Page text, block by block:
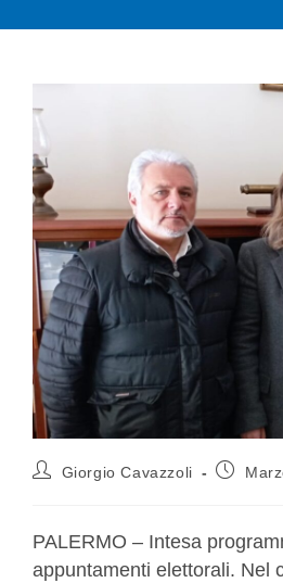
Giorgio Cavazzoli
PALERMO – Intesa
appuntamenti elettorali. Nel